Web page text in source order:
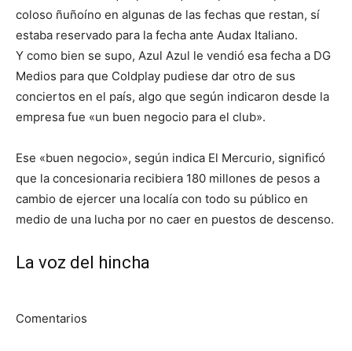
coloso ñuñoíno en algunas de las fechas que restan, sí
estaba reservado para la fecha ante Audax Italiano.
Y como bien se supo, Azul Azul le vendió esa fecha a DG
Medios para que Coldplay pudiese dar otro de sus
conciertos en el país, algo que según indicaron desde la
empresa fue «un buen negocio para el club».
Ese «buen negocio», según indica El Mercurio, significó
que la concesionaria recibiera 180 millones de pesos a
cambio de ejercer una localía con todo su público en
medio de una lucha por no caer en puestos de descenso.
La voz del hincha
Comentarios